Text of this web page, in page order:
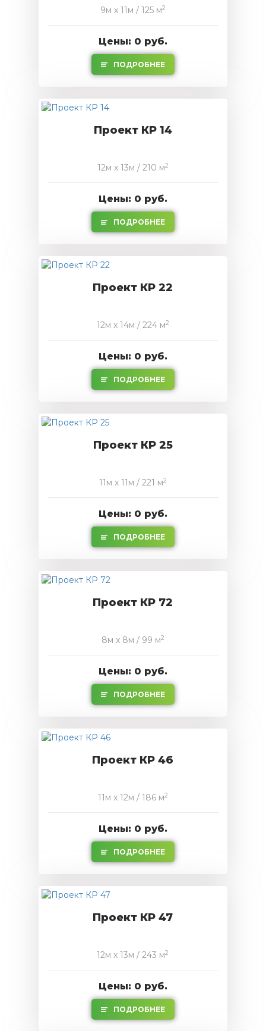
9м x 11м / 125 м2
Цены: 0 руб.
ПОДРОБНЕЕ
Проект КР 14
12м x 13м / 210 м2
Цены: 0 руб.
ПОДРОБНЕЕ
Проект КР 22
12м x 14м / 224 м2
Цены: 0 руб.
ПОДРОБНЕЕ
Проект КР 25
11м x 11м / 221 м2
Цены: 0 руб.
ПОДРОБНЕЕ
Проект КР 72
8м x 8м / 99 м2
Цены: 0 руб.
ПОДРОБНЕЕ
Проект КР 46
11м x 12м / 186 м2
Цены: 0 руб.
ПОДРОБНЕЕ
Проект КР 47
12м x 13м / 243 м2
Цены: 0 руб.
ПОДРОБНЕЕ